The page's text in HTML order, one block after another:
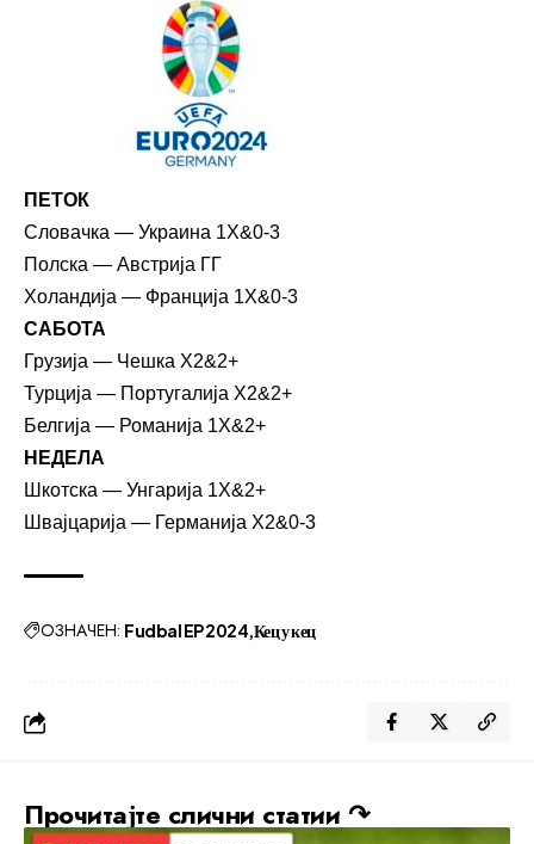
ПЕТОК
Словачка — Украина 1X&0-3
Полска — Австрија ГГ
Холандија — Франција 1X&0-3
САБОТА
Грузија — Чешка X2&2+
Турција — Португалија X2&2+
Белгија — Романија 1X&2+
НЕДЕЛА
Шкотска — Унгарија 1X&2+
Швајцарија — Германија X2&0-3
ОЗНАЧЕН: Fudbal EP 2024 Кец у кец
Прочитајте слични статии ↷